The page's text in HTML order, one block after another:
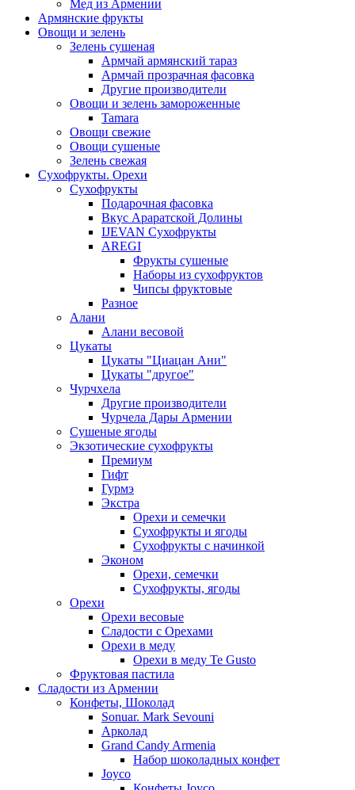
Мед из Армении
Армянские фрукты
Овощи и зелень
Зелень сушеная
Армчай армянский тараз
Армчай прозрачная фасовка
Другие производители
Овощи и зелень замороженные
Tamara
Овощи свежие
Овощи сушеные
Зелень свежая
Сухофрукты. Орехи
Сухофрукты
Подарочная фасовка
Вкус Араратской Долины
IJEVAN Сухофрукты
AREGI
Фрукты сушеные
Наборы из сухофруктов
Чипсы фруктовые
Разное
Алани
Алани весовой
Цукаты
Цукаты "Циацан Ани"
Цукаты "другое"
Чурчхела
Другие производители
Чурчела Дары Армении
Сушеные ягоды
Экзотические сухофрукты
Премиум
Гифт
Гурмэ
Экстра
Орехи и семечки
Сухофрукты и ягоды
Сухофрукты с начинкой
Эконом
Орехи, семечки
Сухофрукты, ягоды
Орехи
Орехи весовые
Сладости с Орехами
Орехи в меду
Орехи в меду Te Gusto
Фруктовая пастила
Сладости из Армении
Конфеты, Шоколад
Sonuar. Mark Sevouni
Арколад
Grand Candy Armenia
Набор шоколадных конфет
Joyco